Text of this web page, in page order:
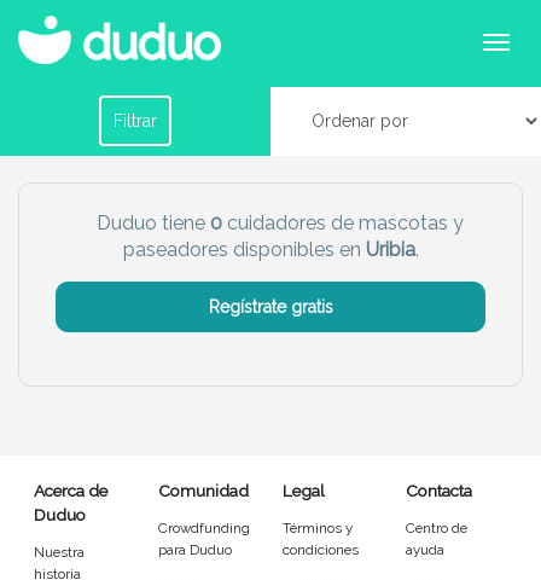
Cuidadores de mascotas en Uribia
Filtrar
Filtrar por horario
Chico Chica
Más servicio del dudú
Limpieza Manitas
Entrenador Asistente
Duduo tiene 0cuidadores de mascotas y
paseadores disponibles en Uribia.
Regístrate gratis
Acerca de
Duduo
Nuestra
historia
Comunidad
Crowdfunding
para Duduo
Legal
Términos y
condiciones
Contacta
Centro de
ayuda